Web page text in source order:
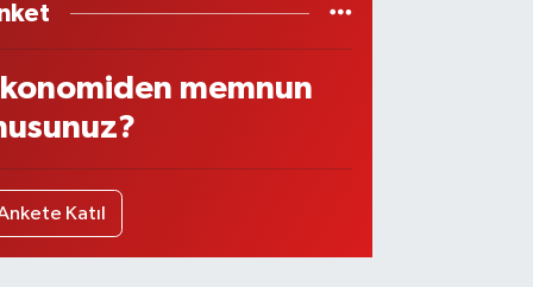
memnun
Katıl